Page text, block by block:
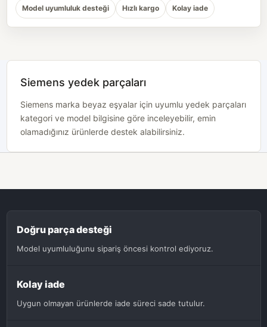
Model uyumluluk desteği Hızlı kargo Kolay iade
Siemens yedek parçaları
Siemens marka beyaz eşyalar için uyumlu yedek parçaları
kategori ve model bilgisine göre inceleyebilir, emin
olamadığınız ürünlerde destek alabilirsiniz.
Doğru parça desteği
Model uyumluluğunu sipariş öncesi kontrol ediyoruz.
Kolay iade
Uygun olmayan ürünlerde iade süreci sade tutulur.